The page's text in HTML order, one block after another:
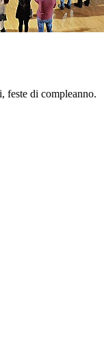
feste di compleanno.